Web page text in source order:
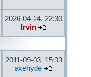
2026-04-24, 22:30
Irvin
2011-09-03, 15:03
axehyde